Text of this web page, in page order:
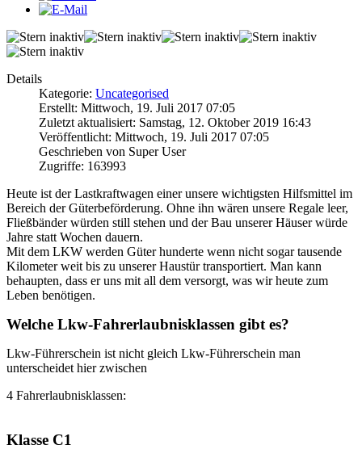
Details
Kategorie: Uncategorised
Erstellt: Mittwoch, 19. Juli 2017 07:05
Zuletzt aktualisiert: Samstag, 12. Oktober 2019 16:43
Veröffentlicht: Mittwoch, 19. Juli 2017 07:05
Geschrieben von Super User
Zugriffe: 163993
Heute ist der Lastkraftwagen einer unsere wichtigsten Hilfsmittel im
Bereich der Güterbeförderung. Ohne ihn wären unsere Regale leer,
Fließbänder würden still stehen und der Bau unserer Häuser würde
Jahre statt Wochen dauern.
Mit dem LKW werden Güter hunderte wenn nicht sogar tausende
Kilometer weit bis zu unserer Haustür transportiert. Man kann
behaupten, dass er uns mit all dem versorgt, was wir heute zum
Leben benötigen.
Welche Lkw-Fahrerlaubnisklassen gibt es?
Lkw-Führerschein ist nicht gleich Lkw-Führerschein man
unterscheidet hier zwischen
4 Fahrerlaubnisklassen:
Klasse C1